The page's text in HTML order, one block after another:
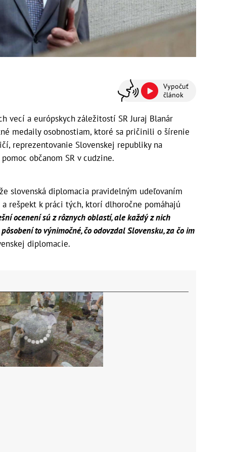
Vypočuť
článok
vecí a európskych záležitostí SR Juraj Blanár
medaily osobnostiam, ktoré sa pričinili o šírenie
reprezentovanie Slovenskej republiky na
občanom SR v cudzine.
slovenská diplomacia pravidelným udeľovaním
rešpekt k práci tých, ktorí dlhoročne pomáhajú
ocenení sú z rôznych oblastí, ale každý z nich
to výnimočné, čo odovzdal Slovensku, za čo im
diplomacie.